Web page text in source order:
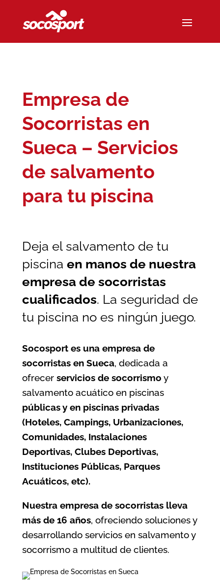
Empresa de
Socorristas en
Sueca – Servicios
de salvamento
para tu piscina
Deja el salvamento de tu
piscina en manos de nuestra
empresa de socorristas
cualificados. La seguridad de
tu piscina no es ningún juego.
Socosport es una empresa de
socorristas en Sueca, dedicada a
ofrecer servicios de socorrismo y
salvamento acuático en piscinas
públicas y en piscinas privadas
(Hoteles, Campings, Urbanizaciones,
Comunidades, Instalaciones
Deportivas, Clubes Deportivas,
Instituciones Públicas, Parques
Acuáticos, etc).
Nuestra empresa de socorristas lleva
más de 16 años, ofreciendo soluciones y
desarrollando servicios en salvamento y
socorrismo a multitud de clientes.